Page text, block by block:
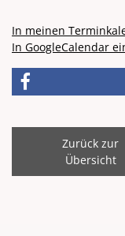
In meinen
In GoogleCalendar
Zurück zur
Übersicht